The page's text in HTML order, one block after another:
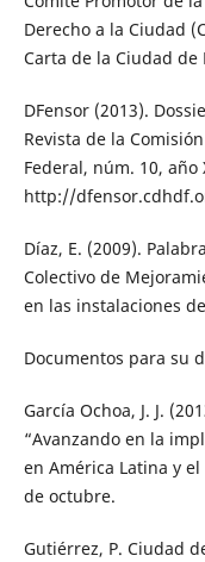
Derecho a la Ciudad
Carta de la Ciudad
DFensor (2013).
Revista de la
Federal, núm. 10, año
http://
Díaz, E. (2009).
Colectivo de
en las instalaciones
Documentos para su
García Ochoa, J. J.
“Avanzando en la
en América Latina y
de octubre.
Gutiérrez, P. Ciudad